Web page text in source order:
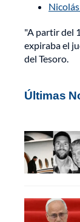
"A partir del
expiraba el
del Tesoro.
Últimas